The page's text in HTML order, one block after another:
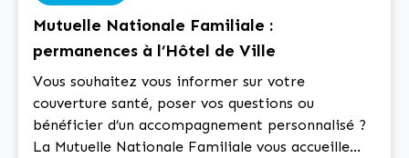
Ecrire à la mairie Déchèterie
Mutuelle Nationale Familiale :
permanences à l’Hôtel de Ville
Vous souhaitez vous informer sur votre
couverture santé, poser vos questions ou
bénéficier d’un accompagnement personnalisé ?
La Mutuelle Nationale Familiale vous accueille